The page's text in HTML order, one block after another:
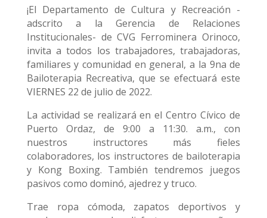
¡El Departamento de Cultura y Recreación -
adscrito a la Gerencia de Relaciones
Institucionales- de CVG Ferrominera Orinoco,
invita a todos los trabajadores, trabajadoras,
familiares y comunidad en general, a la 9na de
Bailoterapia Recreativa, que se efectuará este
VIERNES 22 de julio de 2022.
La actividad se realizará en el Centro Cívico de
Puerto Ordaz, de 9:00 a 11:30. a.m., con
nuestros instructores más fieles
colaboradores, los instructores de bailoterapia
y Kong Boxing. También tendremos juegos
pasivos como dominó, ajedrez y truco.
Trae ropa cómoda, zapatos deportivos y